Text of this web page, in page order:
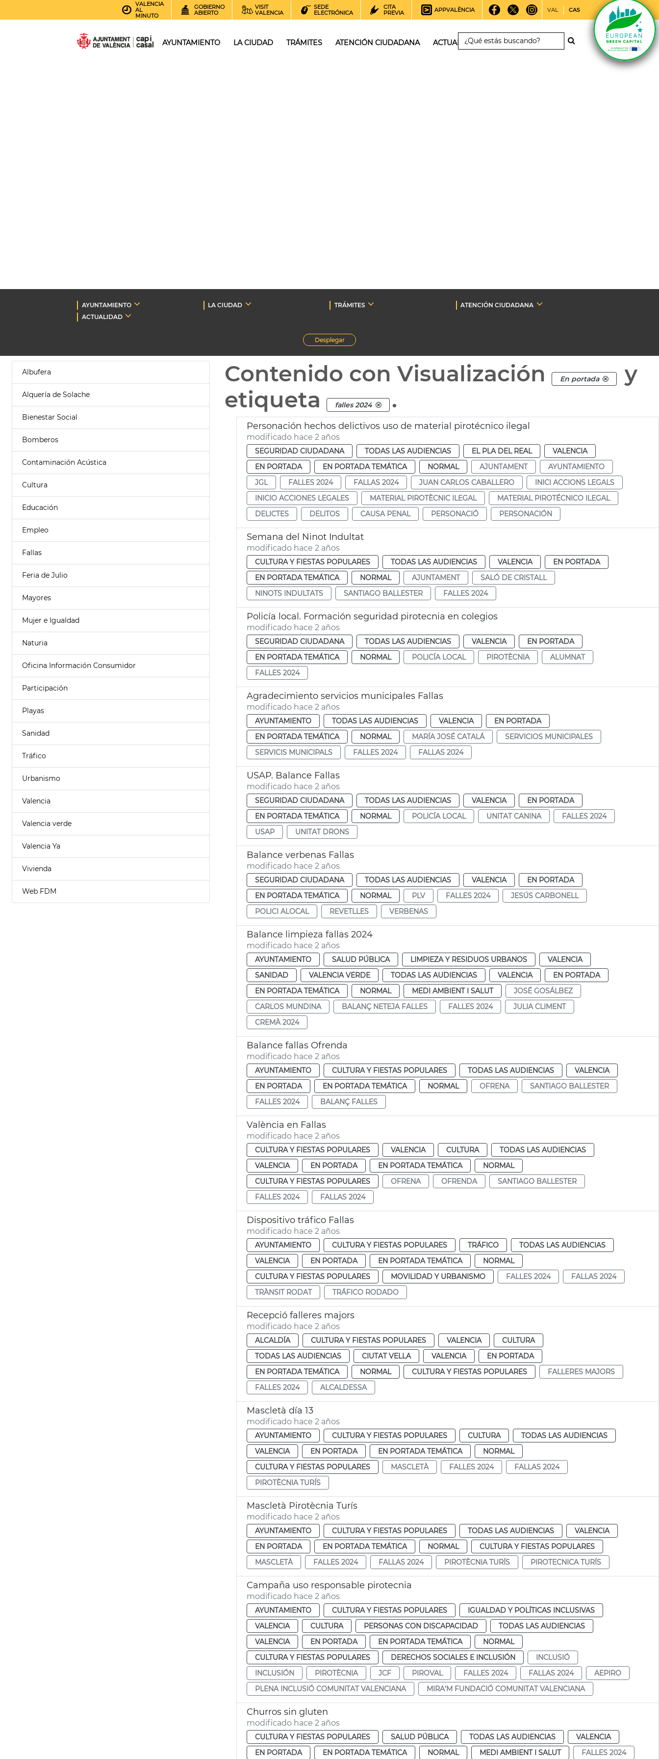
VALENCIA
AL
MINUTO
GOBIERNO
ABIERTO
VISIT
VALENCIA
SEDE
ELECTRÓNICA
CITA
PREVIA
APPVALÈNCIA VAL CAS
AYUNTAMIENTO LA CIUDAD TRÁMITES ATENCIÓN CIUDADANA ACTUALIDAD
AYUNTAMIENTO LA CIUDAD TRÁMITES
ATENCIÓN CIUDADANA
ACTUALIDAD
Desplegar
Albufera
Alquería de Solache
Bienestar Social
Bomberos
Contaminación Acústica
Cultura
Educación
Empleo
Fallas
Feria de Julio
Mayores
Mujer e Igualdad
Naturia
Oficina Información Consumidor
Participación
Playas
Sanidad
Tráfico
Urbanismo
Valencia
Valencia verde
Valencia Ya
Vivienda
Web FDM
Contenido con Visualización En portada
y
etiqueta
falles 2024 .
Personación hechos delictivos uso de material pirotécnico ilegal
modificado hace 2 años
SEGURIDAD CIUDADANA TODAS LAS AUDIENCIAS EL PLA DEL REAL
VALENCIA
EN PORTADA
EN PORTADA TEMÁTICA NORMAL AJUNTAMENT
AYUNTAMIENTO
JGL
FALLES 2024 FALLAS 2024 JUAN CARLOS CABALLERO
INICI ACCIONS LEGALS
INICIO ACCIONES LEGALES
MATERIAL PIROTÈCNIC ILEGAL
MATERIAL PIROTÉCNICO ILEGAL
DELICTES
DELITOS CAUSA PENAL PERSONACIÓ PERSONACIÓN
Semana del Ninot Indultat
modificado hace 2 años
CULTURA Y FIESTAS POPULARES TODAS LAS AUDIENCIAS VALENCIA
EN PORTADA
EN PORTADA TEMÁTICA
NORMAL AJUNTAMENT
SALÓ DE CRISTALL
NINOTS INDULTATS
SANTIAGO BALLESTER FALLES 2024
Policía local. Formación seguridad pirotecnia en colegios
modificado hace 2 años
SEGURIDAD CIUDADANA TODAS LAS AUDIENCIAS VALENCIA
EN PORTADA
EN PORTADA TEMÁTICA
NORMAL POLICÍA LOCAL PIROTÈCNIA
ALUMNAT
FALLES 2024
Agradecimiento servicios municipales Fallas
modificado hace 2 años
AYUNTAMIENTO TODAS LAS AUDIENCIAS VALENCIA
EN PORTADA
EN PORTADA TEMÁTICA
NORMAL MARÍA JOSÉ CATALÁ
SERVICIOS MUNICIPALES
SERVICIS MUNICIPALS
FALLES 2024 FALLAS 2024
USAP. Balance Fallas
modificado hace 2 años
SEGURIDAD CIUDADANA TODAS LAS AUDIENCIAS VALENCIA
EN PORTADA
EN PORTADA TEMÁTICA
NORMAL POLICÍA LOCAL UNITAT CANINA
FALLES 2024
USAP
UNITAT DRONS
Balance verbenas Fallas
modificado hace 2 años
SEGURIDAD CIUDADANA TODAS LAS AUDIENCIAS VALENCIA
EN PORTADA
EN PORTADA TEMÁTICA
NORMAL PLV FALLES 2024
JESÚS CARBONELL
POLICI ALOCAL
REVETLLES VERBENAS
Balance limpieza fallas 2024
modificado hace 2 años
AYUNTAMIENTO SALUD PÚBLICA LIMPIEZA Y RESIDUOS URBANOS
VALENCIA
SANIDAD
VALENCIA VERDE TODAS LAS AUDIENCIAS VALENCIA
EN PORTADA
EN PORTADA TEMÁTICA
NORMAL MEDI AMBIENT I SALUT
JOSÉ GOSÁLBEZ
CARLOS MUNDINA
BALANÇ NETEJA FALLES FALLES 2024
JULIA CLIMENT
CREMÀ 2024
Balance fallas Ofrenda
modificado hace 2 años
AYUNTAMIENTO CULTURA Y FIESTAS POPULARES TODAS LAS AUDIENCIAS
VALENCIA
EN PORTADA
EN PORTADA TEMÁTICA NORMAL OFRENA
SANTIAGO BALLESTER
FALLES 2024
BALANÇ FALLES
València en Fallas
modificado hace 2 años
CULTURA Y FIESTAS POPULARES VALENCIA CULTURA
TODAS LAS AUDIENCIAS
VALENCIA
EN PORTADA EN PORTADA TEMÁTICA
NORMAL
CULTURA Y FIESTAS POPULARES
OFRENA OFRENDA
SANTIAGO BALLESTER
FALLES 2024
FALLAS 2024
Dispositivo tráfico Fallas
modificado hace 2 años
AYUNTAMIENTO CULTURA Y FIESTAS POPULARES TRÁFICO
TODAS LAS AUDIENCIAS
VALENCIA
EN PORTADA EN PORTADA TEMÁTICA
NORMAL
CULTURA Y FIESTAS POPULARES
MOVILIDAD Y URBANISMO FALLES 2024
FALLAS 2024
TRÀNSIT RODAT
TRÁFICO RODADO
Recepció falleres majors
modificado hace 2 años
ALCALDÍA CULTURA Y FIESTAS POPULARES VALENCIA
CULTURA
TODAS LAS AUDIENCIAS
CIUTAT VELLA VALENCIA
EN PORTADA
EN PORTADA TEMÁTICA
NORMAL CULTURA Y FIESTAS POPULARES
FALLERES MAJORS
FALLES 2024
ALCALDESSA
Mascletà día 13
modificado hace 2 años
AYUNTAMIENTO CULTURA Y FIESTAS POPULARES CULTURA
TODAS LAS AUDIENCIAS
VALENCIA
EN PORTADA EN PORTADA TEMÁTICA
NORMAL
CULTURA Y FIESTAS POPULARES
MASCLETÀ FALLES 2024
FALLAS 2024
PIROTÈCNIA TURÍS
Mascletà Pirotècnia Turís
modificado hace 2 años
AYUNTAMIENTO CULTURA Y FIESTAS POPULARES TODAS LAS AUDIENCIAS
VALENCIA
EN PORTADA
EN PORTADA TEMÁTICA NORMAL
CULTURA Y FIESTAS POPULARES
MASCLETÀ
FALLES 2024 FALLAS 2024 PIROTÈCNIA TURÍS PIROTECNICA TURÍS
Campaña uso responsable pirotecnia
modificado hace 2 años
AYUNTAMIENTO CULTURA Y FIESTAS POPULARES
IGUALDAD Y POLÍTICAS INCLUSIVAS
VALENCIA
CULTURA PERSONAS CON DISCAPACIDAD
TODAS LAS AUDIENCIAS
VALENCIA
EN PORTADA EN PORTADA TEMÁTICA
NORMAL
CULTURA Y FIESTAS POPULARES
DERECHOS SOCIALES E INCLUSIÓN
INCLUSIÓ
INCLUSIÓN
PIROTÈCNIA JCF PIROVAL FALLES 2024 FALLAS 2024
AEPIRO
PLENA INCLUSIÓ COMUNITAT VALENCIANA
MIRA’M FUNDACIÓ COMUNITAT VALENCIANA
Churros sin gluten
modificado hace 2 años
CULTURA Y FIESTAS POPULARES SALUD PÚBLICA TODAS LAS AUDIENCIAS
VALENCIA
EN PORTADA
EN PORTADA TEMÁTICA NORMAL MEDI AMBIENT I SALUT FALLES 2024